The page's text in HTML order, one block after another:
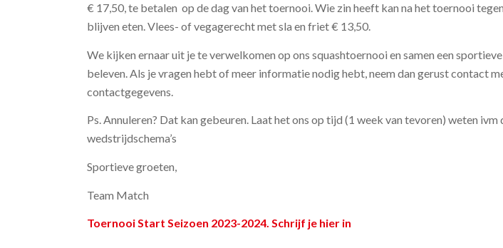
€ 17,50, te betalen op de dag van het toernooi. Wie zin heeft kan na het toernooi
blijven eten. Vlees- of vegagerecht met sla en friet € 13,50.
We kijken ernaar uit je te verwelkomen op ons squashtoernooi en samen een
beleven. Als je vragen hebt of meer informatie nodig hebt, neem dan gerust contact
contactgegevens.
Ps. Annuleren? Dat kan gebeuren. Laat het ons op tijd (1 week van tevoren) weten ivm
wedstrijdschema’s
Sportieve groeten,
Team Match
Toernooi Start Seizoen 2023-2024. Schrijf je hier in